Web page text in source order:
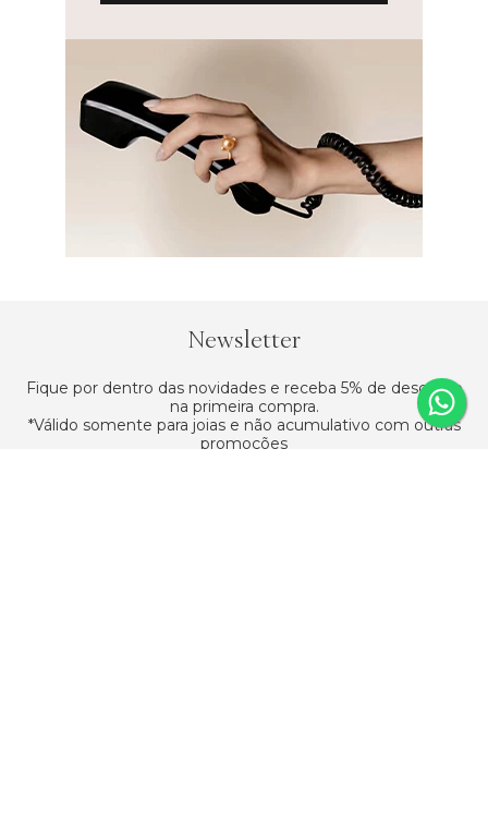
Newsletter
Fique por dentro das novidades e receba 5% de desconto
na primeira compra.
*Válido somente para joias e não acumulativo com outras
promoções